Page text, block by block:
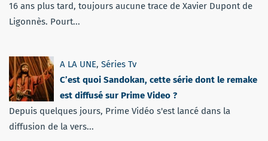
16 ans plus tard, toujours aucune trace de Xavier Dupont de
Ligonnès. Pourt...
A LA UNE, Séries Tv
C’est quoi Sandokan, cette série dont le remake
est diffusé sur Prime Video ?
Depuis quelques jours, Prime Vidéo s'est lancé dans la
diffusion de la vers...